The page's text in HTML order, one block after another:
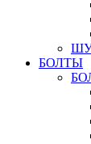
БОЛТЫ